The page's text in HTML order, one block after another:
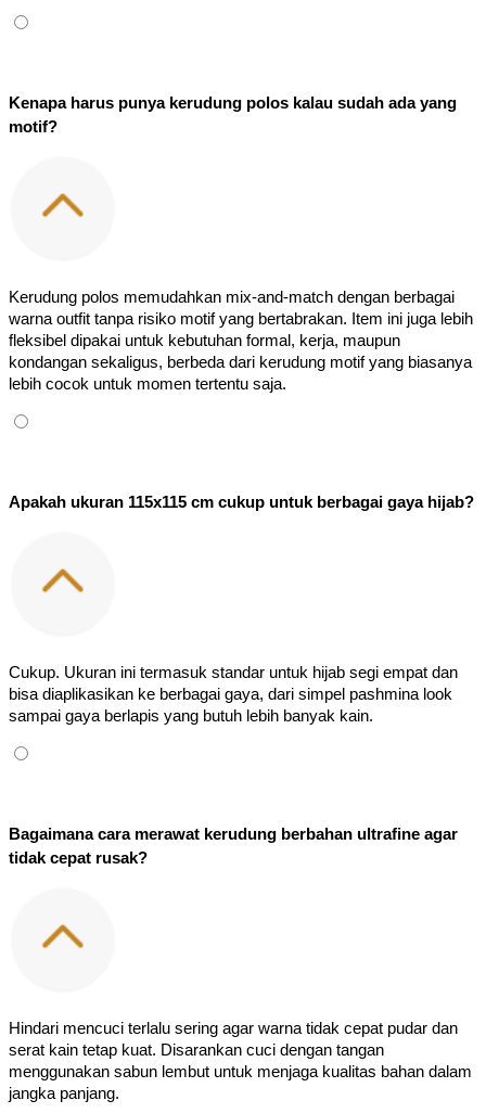
Kenapa harus punya kerudung polos kalau sudah ada yang
motif?
Kerudung polos memudahkan mix-and-match dengan berbagai
warna outfit tanpa risiko motif yang bertabrakan. Item ini juga lebih
fleksibel dipakai untuk kebutuhan formal, kerja, maupun
kondangan sekaligus, berbeda dari kerudung motif yang biasanya
lebih cocok untuk momen tertentu saja.
Apakah ukuran 115x115 cm cukup untuk berbagai gaya hijab?
Cukup. Ukuran ini termasuk standar untuk hijab segi empat dan
bisa diaplikasikan ke berbagai gaya, dari simpel pashmina look
sampai gaya berlapis yang butuh lebih banyak kain.
Bagaimana cara merawat kerudung berbahan ultrafine agar
tidak cepat rusak?
Hindari mencuci terlalu sering agar warna tidak cepat pudar dan
serat kain tetap kuat. Disarankan cuci dengan tangan
menggunakan sabun lembut untuk menjaga kualitas bahan dalam
jangka panjang.